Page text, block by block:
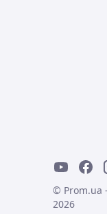
© Prom.ua
2026